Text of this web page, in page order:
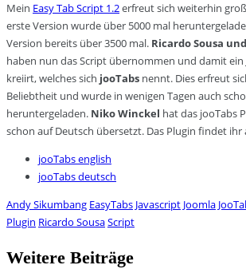
Mein Easy Tab Script 1.2erfreut sich weiterhin
erste Version wurde über 5000 mal
Version bereits über 3500 mal. Ricardo Sousa
haben nun das Script übernommen und damit ein
kreiirt, welches sich jooTabs nennt. Dies erfreut
Beliebtheit und wurde in wenigen Tagen auch
heruntergeladen. Niko Winckel hat das jooTabs
schon auf Deutsch übersetzt. Das Plugin findet ihr
jooTabs english
jooTabs deutsch
Andy Sikumbang EasyTabs Javascript Joomla
Plugin Ricardo SousaScript
Weitere Beiträge